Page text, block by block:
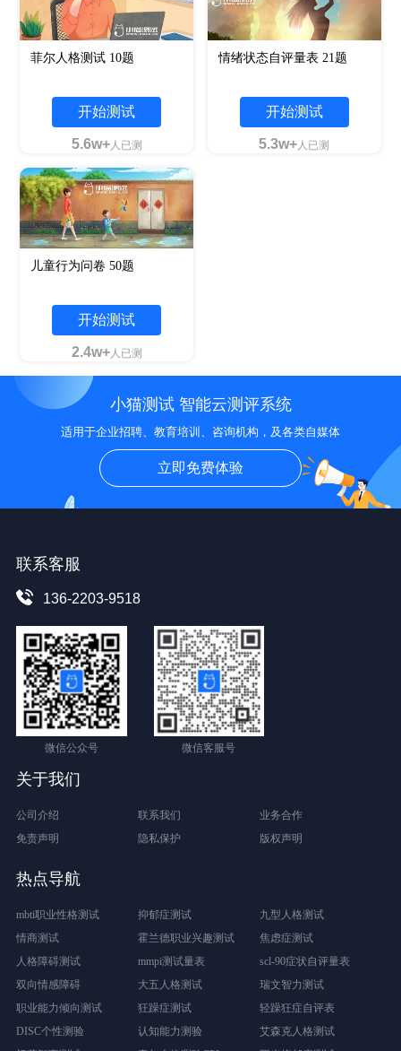
菲尔人格测试 10题
开始测试
5.6w+人已测
情绪状态自评量表 21题
开始测试
5.3w+人已测
儿童行为问卷 50题
开始测试
2.4w+人已测
小猫测试 智能云测评系统
适用于企业招聘、教育培训、咨询机构，及各类自媒体
立即免费体验
联系客服
136-2203-9518
微信公众号 微信客服号
关于我们
公司介绍 联系我们
业务合作
免责声明
隐私保护 版权声明
热点导航
mbti职业性格测试 抑郁症测试
九型人格测试
情商测试
霍兰德职业兴趣测试
焦虑症测试
人格障碍测试
mmpi测试量表
scl-90症状自评量表
双向情感障碍
大五人格测试
瑞文智力测试
职业能力倾向测试
狂躁症测试
轻躁狂症自评表
DISC个性测验
认知能力测验
艾森克人格测试